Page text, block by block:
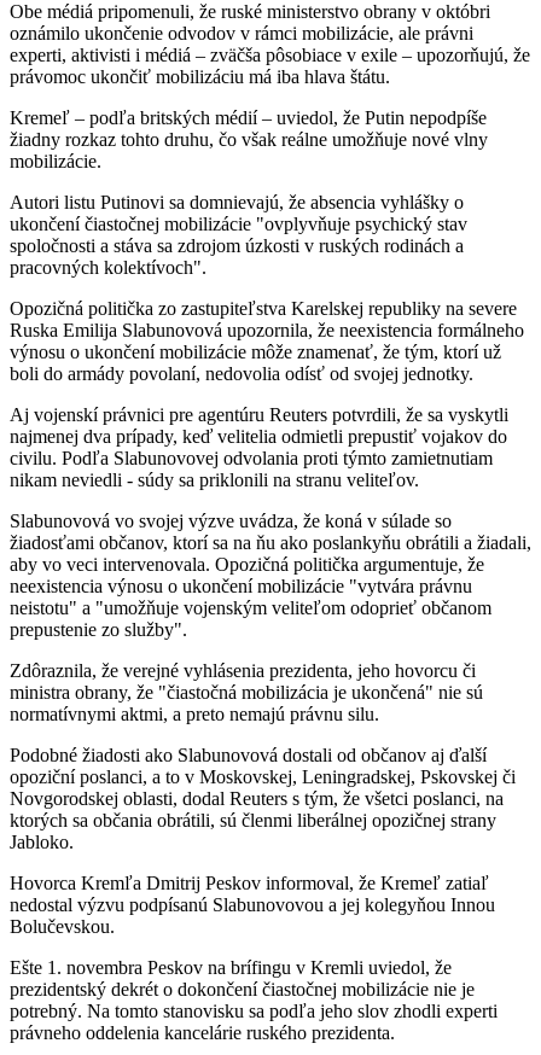
Obe médiá pripomenuli, že ruské ministerstvo obrany v októbri
oznámilo ukončenie odvodov v rámci mobilizácie, ale právni
experti, aktivisti i médiá – zväčša pôsobiace v exile – upozorňujú, že
právomoc ukončiť mobilizáciu má iba hlava štátu.
Kremeľ – podľa britských médií – uviedol, že Putin nepodpíše
žiadny rozkaz tohto druhu, čo však reálne umožňuje nové vlny
mobilizácie.
Autori listu Putinovi sa domnievajú, že absencia vyhlášky o
ukončení čiastočnej mobilizácie "ovplyvňuje psychický stav
spoločnosti a stáva sa zdrojom úzkosti v ruských rodinách a
pracovných kolektívoch".
Opozičná politička zo zastupiteľstva Karelskej republiky na severe
Ruska Emilija Slabunovová upozornila, že neexistencia formálneho
výnosu o ukončení mobilizácie môže znamenať, že tým, ktorí už
boli do armády povolaní, nedovolia odísť od svojej jednotky.
Aj vojenskí právnici pre agentúru Reuters potvrdili, že sa vyskytli
najmenej dva prípady, keď velitelia odmietli prepustiť vojakov do
civilu. Podľa Slabunovovej odvolania proti týmto zamietnutiam
nikam neviedli - súdy sa priklonili na stranu veliteľov.
Slabunovová vo svojej výzve uvádza, že koná v súlade so
žiadosťami občanov, ktorí sa na ňu ako poslankyňu obrátili a žiadali,
aby vo veci intervenovala. Opozičná politička argumentuje, že
neexistencia výnosu o ukončení mobilizácie "vytvára právnu
neistotu" a "umožňuje vojenským veliteľom odoprieť občanom
prepustenie zo služby".
Zdôraznila, že verejné vyhlásenia prezidenta, jeho hovorcu či
ministra obrany, že "čiastočná mobilizácia je ukončená" nie sú
normatívnymi aktmi, a preto nemajú právnu silu.
Podobné žiadosti ako Slabunovová dostali od občanov aj ďalší
opoziční poslanci, a to v Moskovskej, Leningradskej, Pskovskej či
Novgorodskej oblasti, dodal Reuters s tým, že všetci poslanci, na
ktorých sa občania obrátili, sú členmi liberálnej opozičnej strany
Jabloko.
Hovorca Kremľa Dmitrij Peskov informoval, že Kremeľ zatiaľ
nedostal výzvu podpísanú Slabunovovou a jej kolegyňou Innou
Bolučevskou.
Ešte 1. novembra Peskov na brífingu v Kremli uviedol, že
prezidentský dekrét o dokončení čiastočnej mobilizácie nie je
potrebný. Na tomto stanovisku sa podľa jeho slov zhodli experti
právneho oddelenia kancelárie ruského prezidenta.